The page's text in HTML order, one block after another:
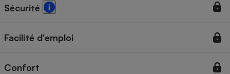
Sécurité
Facilité d'emploi
Confort